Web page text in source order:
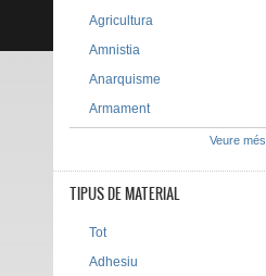
Agricultura
Amnistia
Anarquisme
Armament
Veure més
TIPUS DE MATERIAL
Tot
Adhesiu